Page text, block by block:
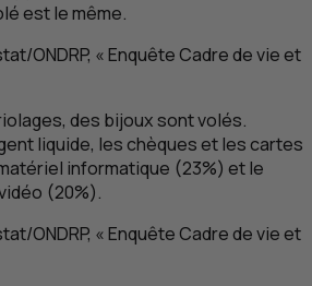
est le même.
ONDRP, « Enquête Cadre de vie et
des bijoux sont volés.
liquide, les chèques et les cartes
informatique (23%) et le
(20%).
ONDRP, « Enquête Cadre de vie et